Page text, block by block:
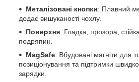
Металізовані кнопки: Плавний
додає вишуканості чохлу.
Поверхня: Гладка, прозора,
подряпин.
MagSafe: Вбудовані магніти для
позиціонування та підтримки
зарядки.